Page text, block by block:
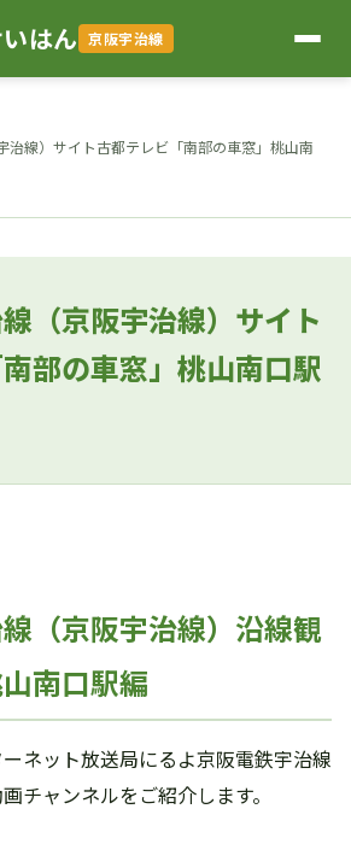
はん 京阪宇治線
治線）サイト古都テレビ「南部の車窓」桃山南
（京阪宇治線）サイト
部の車窓」桃山南口駅
（京阪宇治線）沿線観
南口駅編
ネット放送局にるよ京阪電鉄宇治線
チャンネルをご紹介します。